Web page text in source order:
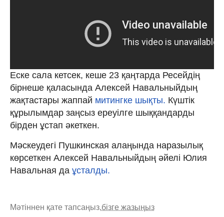
Еске сала кетсек, кеше 23 қаңтарда Ресейдің
бірнеше қаласында Алексей Навальныйдың
жақтастары жаппай митингке шықты. Күштік
құрылымдар заңсыз ереуілге шыққандарды
бірден ұстап әкеткен.
Мәскеудегі Пушкинская алаңында наразылық
көрсеткен Алексей Навальныйдың әйелі Юлия
Навальная да ұсталды.
Мәтіннен қате тапсаңыз,бізге жазыңыз